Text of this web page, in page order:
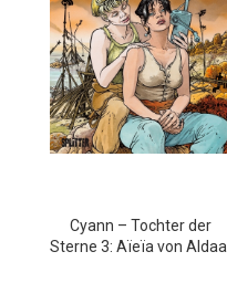
Cyann – Tochter der
Sterne 3: Aïeïa von Aldaal